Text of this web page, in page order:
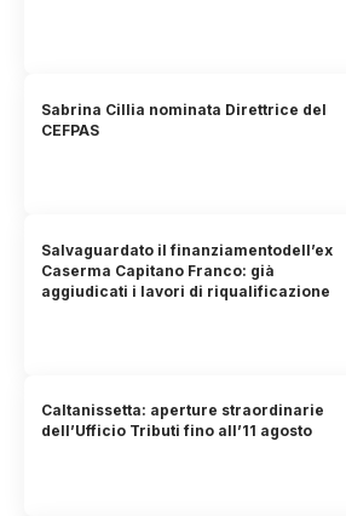
Sabrina Cillia nominata Direttrice del
CEFPAS
Salvaguardato il finanziamentodell’ex
Caserma Capitano Franco: già
aggiudicati i lavori di riqualificazione
Caltanissetta: aperture straordinarie
dell’Ufficio Tributi fino all’11 agosto